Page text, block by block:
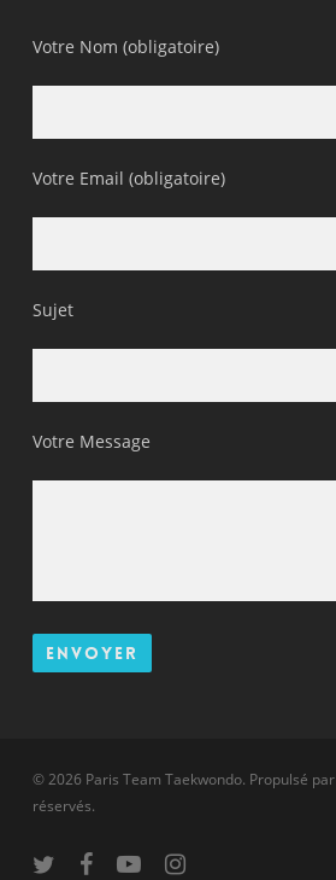
Votre Nom (obligatoire)
Votre Email (obligatoire)
Sujet
Votre Message
© 2026 Paris Team Taekwondo. Propulsé par
réservés.
twitter facebookyoutubeinstagram